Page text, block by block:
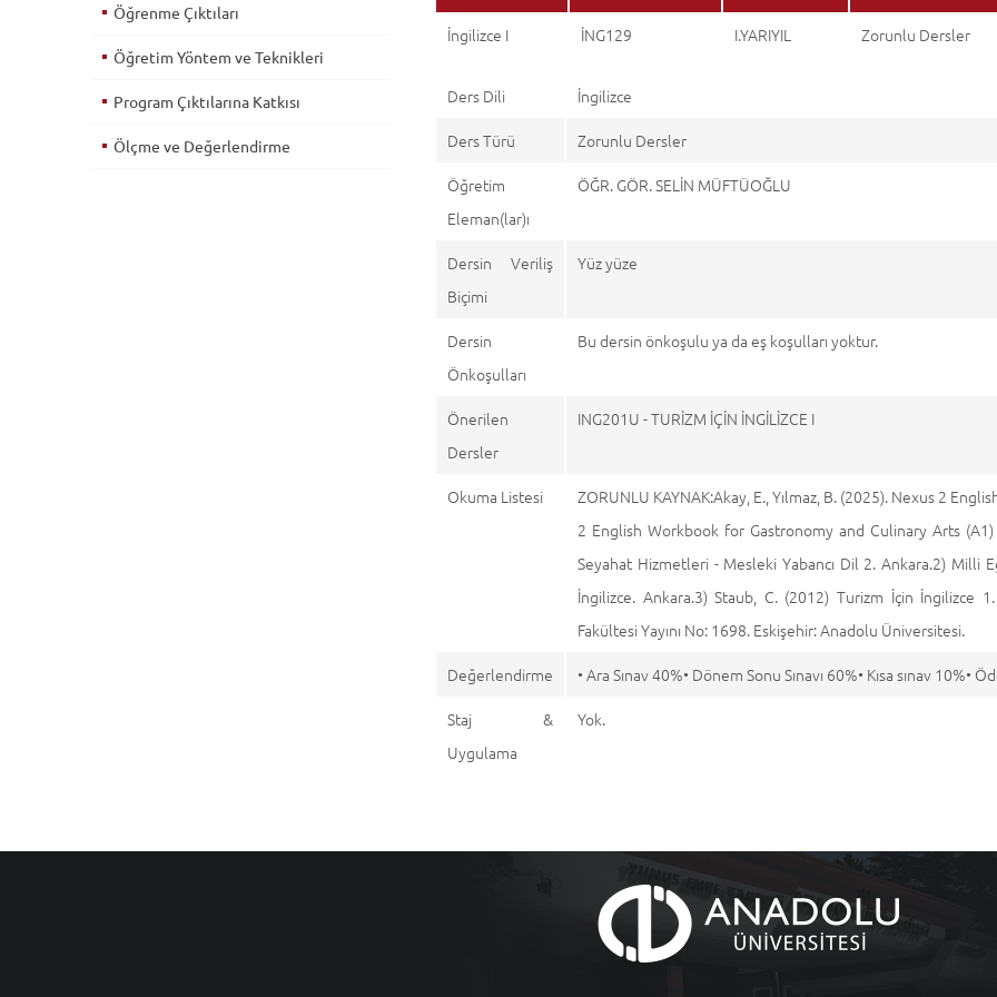
İngilizce I İNG129 I.YARIYIL Zorunlu Dersler
Ders Dili
İngilizce
Ders Türü
Zorunlu Dersler
Öğretim
Eleman(lar)ı
ÖĞR. GÖR. SELİN MÜFTÜOĞLU
Dersin Veriliş
Biçimi
Yüz yüze
Dersin
Önkoşulları
Bu dersin önkoşulu ya da eş koşulları yoktur.
Önerilen
Dersler
ING201U - TURİZM İÇİN İNGİLİZCE I
Okuma Listesi
ZORUNLU KAYNAK:Akay, E., Yılmaz, B. (2025). Nexus 2
2 English Workbook for Gastronomy and Culinary Arts (A1)
Seyahat Hizmetleri - Mesleki Yabancı Dil 2. Ankara.2) Milli
İngilizce. Ankara.3) Staub, C. (2012) Turizm İçin İngilizce
Fakültesi Yayını No: 1698. Eskişehir: Anadolu Üniversitesi.
Değerlendirme
• Ara Sınav 40%• Dönem Sonu Sınavı 60%• Kısa sınav 10%•
Staj &
Uygulama
Yok.
Öğrenme Çıktıları
Öğretim Yöntem ve Teknikleri
Program Çıktılarına Katkısı
Ölçme ve Değerlendirme